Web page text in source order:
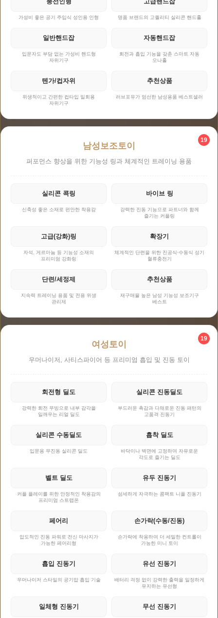
가성비 좋은 공기 주입식 성인용 인형 명품 브랜드의 고퀄리티 실리콘 핸드홀
일반핸드잡
입문자도 부담 없는 가성비 핸드형
자위기구
자동핸드잡
회전과 흡입 기능을 갖춘 스마트 자동
오나홀
텐가/컵자위
위생적이고 간편한 컵타입 일회용
자위기구
추천상품
러브포유가 엄선한 남성용품 베스트셀러
19
남성보조토이
퍼포먼스 향상을 위한 기능성 링과 체계적인 트레이닝 용품
실리콘 콕링
신축성 좋은 소재로 편안한 착용감
바이브 링
강력한 진동 기능으로 파트너와 함께
즐기는 커플링
고급(강화)링
자석, 게르마늄 등 기능성 소재의
프리미엄 강화링
확장기
체계적인 단련을 위한 진공식·수동식 성기
혈류충전기
단련/세정제
지속력 트레이닝 용품 및 전용 위생
관리제
추천상품
재구매율 높은 남성 기능성 보조기구
베스트
19
여성토이
우머나이저, 사티스파이어 등 프리미엄 흡입 및 진동 토이
회전형 딜도
강력한 회전 무빙으로 내부 감각을
일깨우는 리얼 딜도
실리콘 진동딜도
부드러운 촉감과 다채로운 진동 패턴의
고품격 진동기
실리콘 수동딜도
입문용 무진동 실리콘 딜도
흡착 딜도
바닥이나 벽면에 고정하여 자유로운
각도로 즐기는 딜도
벨트 딜도
커플 플레이를 위한 안정적인 착용감의
프리미엄 스트랩온
유두 진동기
섬세하게 자극하는 콤팩트 니플 진동기
페어리
압도적인 진동 파워로 전신 마사지가
가능한 페어리형
손가락(수동/진동)
손가락에 착용하여 더 세밀한 컨트롤이
가능한 미니 토이
흡입 진동기
우머나이저 스타일의 공기압 흡입 기술
유선 진동기
배터리 걱정 없이 강력한 출력을 일정하게
유지하는 유선형
일체형 진동기 무선 진동기